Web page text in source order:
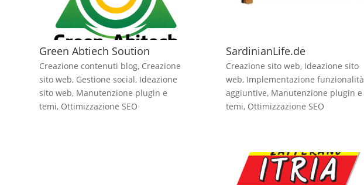
Green Abtiech Soution
Creazione contenuti blog, Creazione
sito web, Gestione social, Ideazione
sito web, Manutenzione plugin e
temi, Ottimizzazione SEO
SardinianLife.de
Creazione sito web, Ideazione sito
web, Implementazione funzionalità
aggiuntive, Manutenzione plugin e
temi, Ottimizzazione SEO